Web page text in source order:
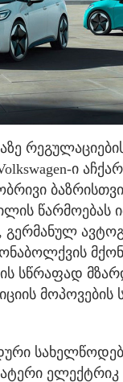
ი
წარმოებას
გერმანულ
სწრაფად
მოპოვების